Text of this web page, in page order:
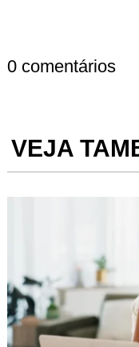
0 comentários
VEJA